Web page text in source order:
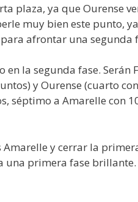
plaza, ya que Ourense
muy bien este punto,
afrontar una segunda
la segunda fase. Serán
y Ourense (cuarto
séptimo a Amarelle con
y cerrar la
una primera fase brillante.